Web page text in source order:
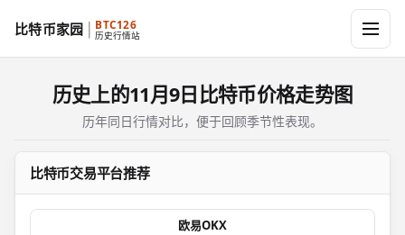
比特币家园 BTC126
历史行情站
历史上的11月9日比特币价格走势图
历年同日行情对比，便于回顾季节性表现。
比特币交易平台推荐
欧易OKX